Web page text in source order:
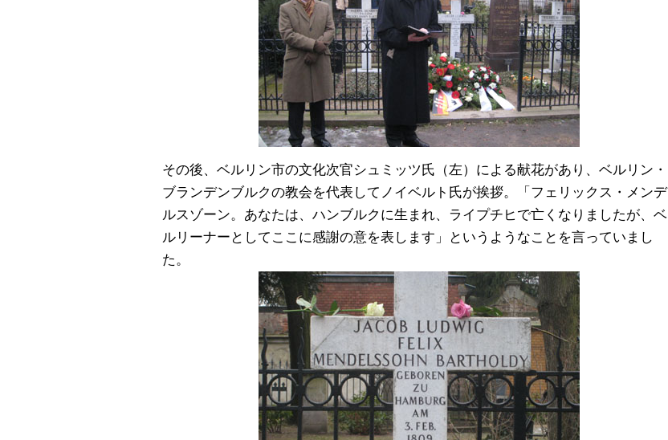
その後、ベルリン市の文化次官シュミッツ氏（左）による献花があり、ベルリン・
ブランデンブルクの教会を代表してノイベルト氏が挨拶。「フェリックス・メンデ
ルスゾーン。あなたは、ハンブルクに生まれ、ライプチヒで亡くなりましたが、ベ
ルリーナーとしてここに感謝の意を表します」というようなことを言っていまし
た。